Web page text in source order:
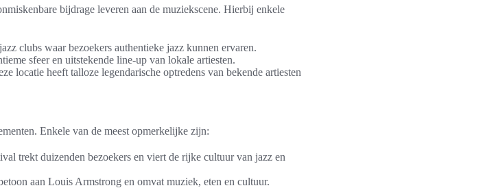
bijdrage leveren aan de muziekscene. Hierbij enkele
clubs waar bezoekers authentieke jazz kunnen ervaren.
sfeer en uitstekende line-up van lokale artiesten.
locatie heeft talloze legendarische optredens van bekende artiesten
Enkele van de meest opmerkelijke zijn:
trekt duizenden bezoekers en viert de rijke cultuur van jazz en
aan Louis Armstrong en omvat muziek, eten en cultuur.